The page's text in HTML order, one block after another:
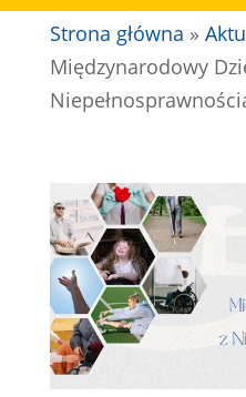
Strona główna »
Międzynarodowy